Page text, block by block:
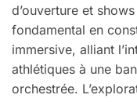
d’ouverture et
fondamental en
immersive, alliant
athlétiques à une
orchestrée.